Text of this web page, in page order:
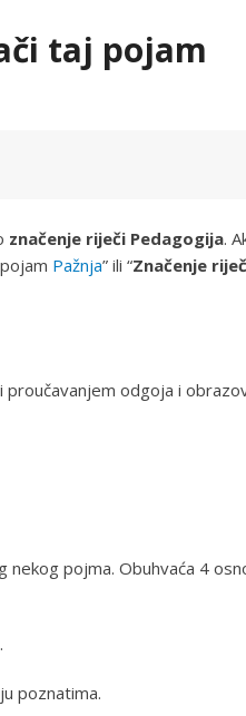
taj pojam
značenje riječi Pedagogija.
Pažnja” ili “Značenje
odgoja i
pojma. Obuhvaća 4
poznatima.